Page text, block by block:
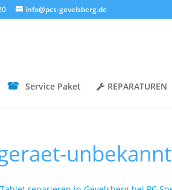
info@pcs-gevelsberg.de
Service Paket REPARATUREN
unbekannt